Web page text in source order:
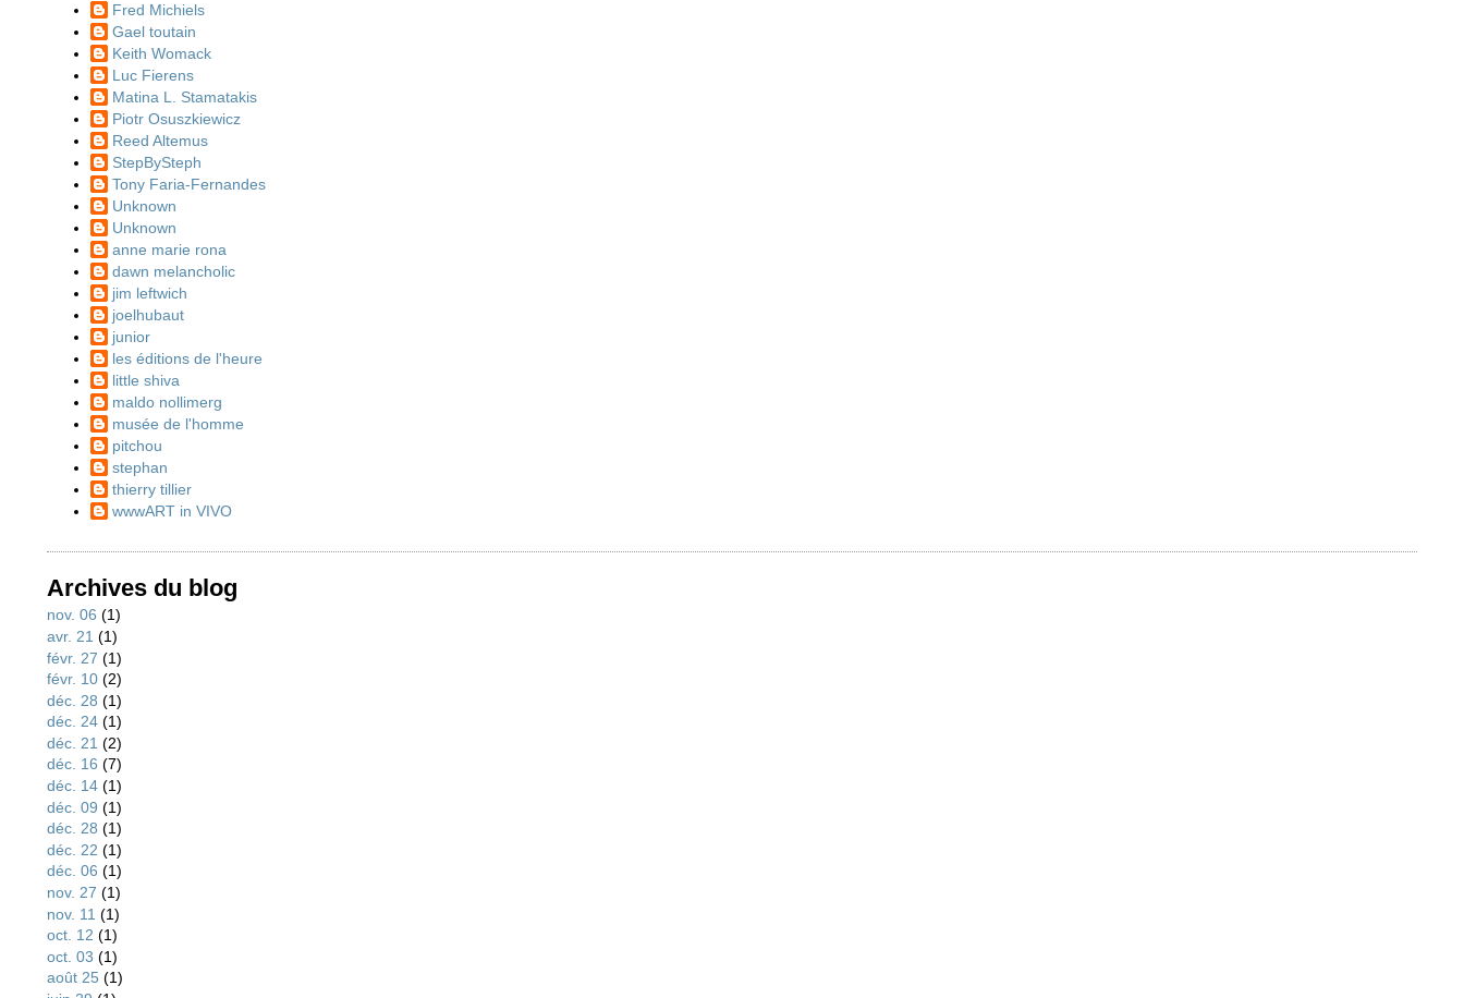
Fred Michiels
Gael toutain
Keith Womack
Luc Fierens
Matina L. Stamatakis
Piotr Osuszkiewicz
Reed Altemus
StepBySteph
Tony Faria-Fernandes
Unknown
Unknown
anne marie rona
dawn melancholic
jim leftwich
joelhubaut
junior
les éditions de l'heure
little shiva
maldo nollimerg
musée de l'homme
pitchou
stephan
thierry tillier
wwwART in VIVO
Archives du blog
nov. 06 (1)
avr. 21 (1)
févr. 27 (1)
févr. 10 (2)
déc. 28 (1)
déc. 24 (1)
déc. 21 (2)
déc. 16 (7)
déc. 14 (1)
déc. 09 (1)
déc. 28 (1)
déc. 22 (1)
déc. 06 (1)
nov. 27 (1)
nov. 11 (1)
oct. 12 (1)
oct. 03 (1)
août 25 (1)